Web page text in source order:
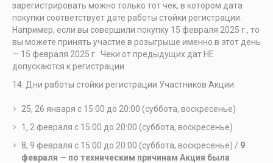
зарегистрировать можно только тот чек, в котором дата
покупки соответствует дате работы стойки регистрации.
Например, если вы совершили покупку 15 февраля 2025 г., то
вы можете принять участие в розыгрыше именно в этот день
— 15 февраля 2025 г. Чеки от предыдущих дат НЕ
допускаются к регистрации.
Дни работы стойки регистрации Участников Акции:
25, 26 января с 15:00 до 20:00 (суббота, воскресенье)
1, 2 февраля с 15:00 до 20:00 (суббота, воскресенье)
8, 9 февраля с 15:00 до 20:00 (суббота, воскресенье) / 9
февраля — по техническим причинам Акция была